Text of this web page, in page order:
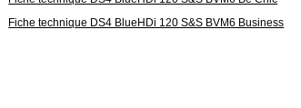
Fiche technique DS4 BlueHDi 120 S&S BVM6 Business